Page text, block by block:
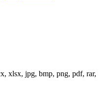
xlsx, jpg, bmp, png, pdf, rar,